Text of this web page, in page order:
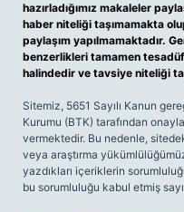
hazırladığımız makaleler
haber niteliği taşımamakta
paylaşım yapılmamaktadır.
benzerlikleri tamamen
halindedir ve tavsiye niteliği
Sitemiz, 5651 Sayılı Kanun
Kurumu (BTK) tarafından
vermektedir. Bu nedenle,
veya araştırma
yazdıkları içeriklerin
bu sorumluluğu kabul etmiş